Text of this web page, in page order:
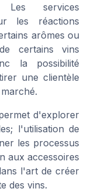
Les services
les réactions
arômes ou
certains vins
la possibilité
une clientèle
d'explorer
l'utilisation de
les processus
aux accessoires
l'art de créer
des vins.